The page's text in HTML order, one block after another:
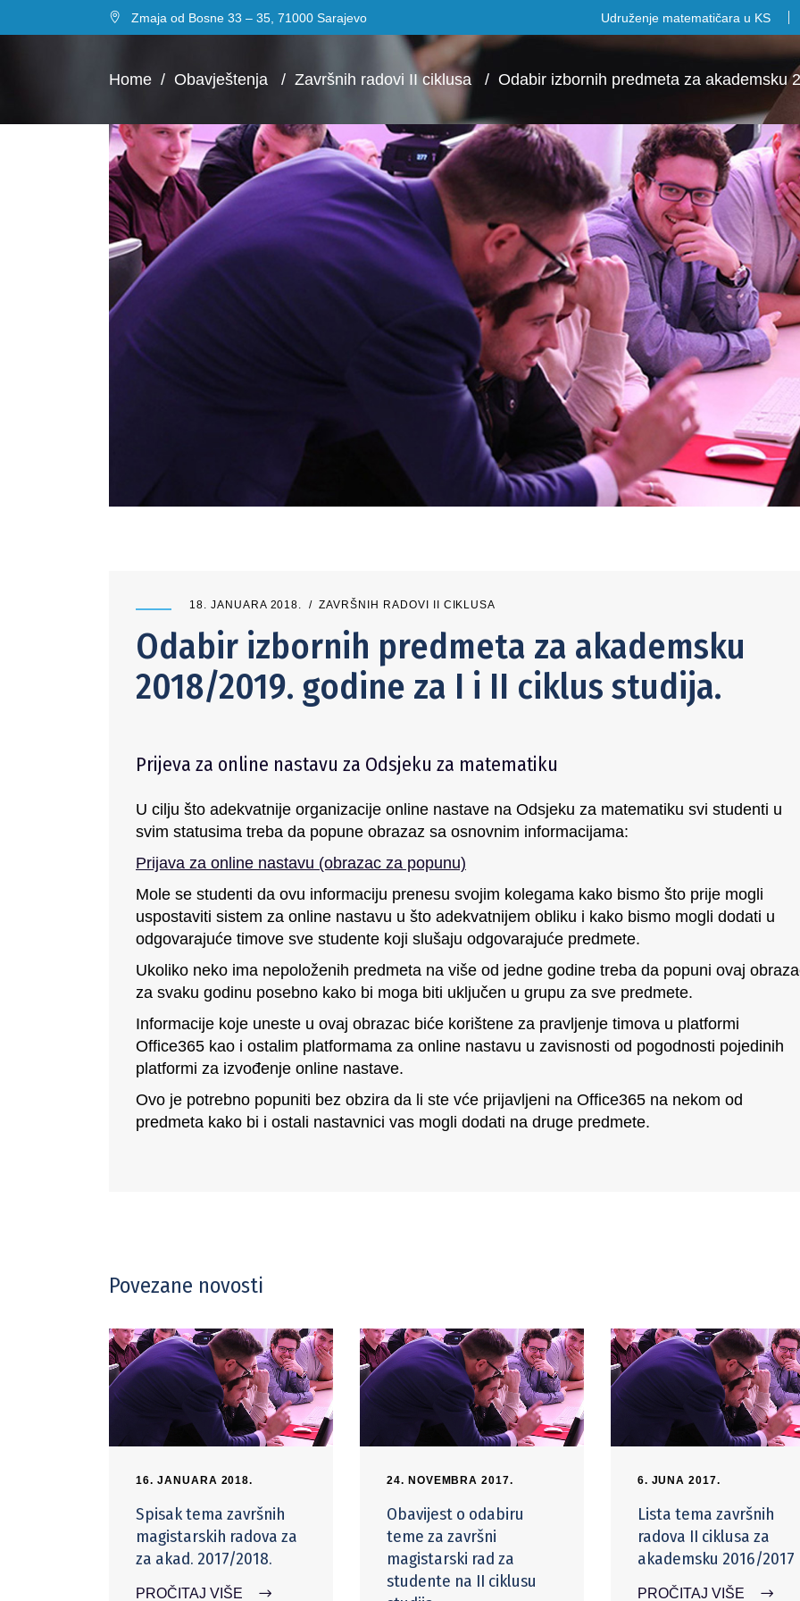
Zmaja od Bosne 33 – 35, 71000 Sarajevo Udruženje matematičara u KS
Home / Obavještenja / Završnih radovi II ciklusa / Odabir izbornih predmeta za akademsku
18. JANUARA 2018. ZAVRŠNIH RADOVI II CIKLUSA
Odabir izbornih predmeta za akademsku
2018/2019. godine za I i II ciklus studija.
Prijeva za online nastavu za Odsjeku za matematiku
U cilju što adekvatnije organizacije online nastave na Odsjeku za matematiku svi studenti u
svim statusima treba da popune obrazaz sa osnovnim informacijama:
Prijava za online nastavu (obrazac za popunu)
Mole se studenti da ovu informaciju prenesu svojim kolegama kako bismo što prije mogli
uspostaviti sistem za online nastavu u što adekvatnijem obliku i kako bismo mogli dodati u
odgovarajuće timove sve studente koji slušaju odgovarajuće predmete.
Ukoliko neko ima nepoloženih predmeta na više od jedne godine treba da popuni ovaj
za svaku godinu posebno kako bi moga biti uključen u grupu za sve predmete.
Informacije koje uneste u ovaj obrazac biće korištene za pravljenje timova u platformi
Office365 kao i ostalim platformama za online nastavu u zavisnosti od pogodnosti pojedinih
platformi za izvođenje online nastave.
Ovo je potrebno popuniti bez obzira da li ste vće prijavljeni na Office365 na nekom od
predmeta kako bi i ostali nastavnici vas mogli dodati na druge predmete.
Povezane novosti
16. JANUARA 2018.
Spisak tema završnih
magistarskih radova za
za akad. 2017/2018.
PROČITAJ VIŠE
24. NOVEMBRA 2017.
Obavijest o odabiru
teme za završni
magistarski rad za
studente na II ciklusu
6. JUNA 2017.
Lista tema završnih
radova II ciklusa za
akademsku 2016/2017
PROČITAJ VIŠE